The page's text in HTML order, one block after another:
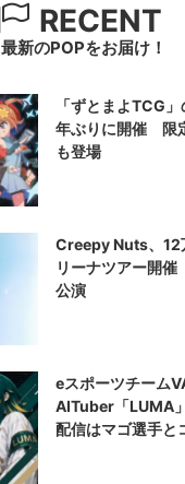
RECENT
最新のPOPをお届け！
「ずとまよTCG
年ぶりに開催 限
も登場
Creepy Nuts、12
リーナツアー開
公演
eスポーツチーム
AITuber「LUMA
配信はマゴ選手と